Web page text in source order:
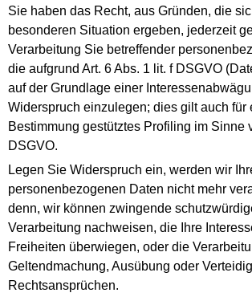
Sie haben das Recht, aus Gründen, die
besonderen Situation ergeben, jederzeit
Verarbeitung Sie betreffender
die aufgrund Art. 6 Abs. 1 lit. f DSGVO
auf der Grundlage einer
Widerspruch einzulegen; dies gilt auch für
Bestimmung gestütztes Profiling im Sinne
DSGVO.
Legen Sie Widerspruch ein, werden wir
personenbezogenen Daten nicht mehr
denn, wir können zwingende
Verarbeitung nachweisen, die Ihre
Freiheiten überwiegen, oder die
Geltendmachung, Ausübung oder
Rechtsansprüchen.